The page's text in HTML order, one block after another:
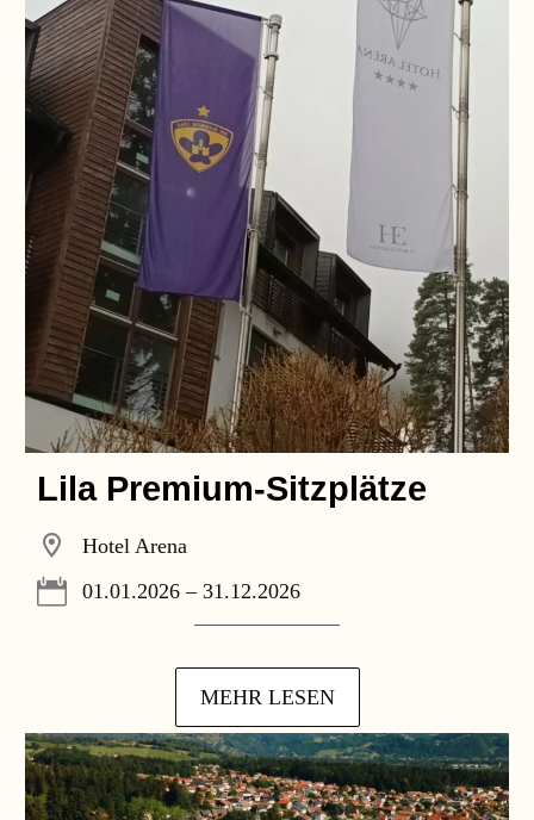
Lila Premium-Sitzplätze
Hotel Arena
01.01.2026 – 31.12.2026
MEHR LESEN